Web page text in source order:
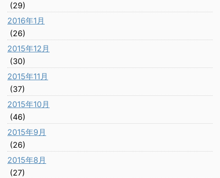
(29)
2016年1月
(26)
2015年12月
(30)
2015年11月
(37)
2015年10月
(46)
2015年9月
(26)
2015年8月
(27)